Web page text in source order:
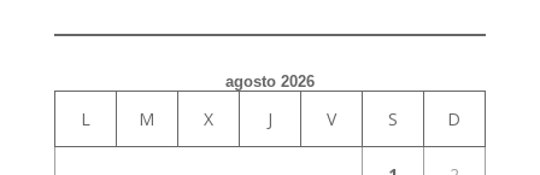
agosto 2026
L M X J V S D